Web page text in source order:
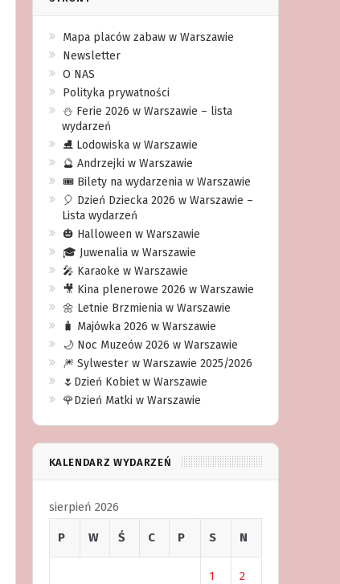
Mapa placów zabaw w Warszawie
Newsletter
O NAS
Polityka prywatności
⛄️ Ferie 2026 w Warszawie – lista
wydarzeń
⛸ Lodowiska w Warszawie
🔮 Andrzejki w Warszawie
🎟️ Bilety na wydarzenia w Warszawie
🎈 Dzień Dziecka 2026 w Warszawie –
Lista wydarzeń
🎃 Halloween w Warszawie
🎓 Juwenalia w Warszawie
🎤 Karaoke w Warszawie
🎥 Kina plenerowe 2026 w Warszawie
🌼 Letnie Brzmienia w Warszawie
🧳 Majówka 2026 w Warszawie
🌙 Noc Muzeów 2026 w Warszawie
🎆 Sylwester w Warszawie 2025/2026
🌷Dzień Kobiet w Warszawie
🌹Dzień Matki w Warszawie
KALENDARZ WYDARZEŃ
sierpień 2026
P W Ś C P S N
1 2